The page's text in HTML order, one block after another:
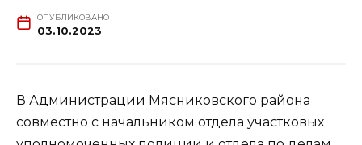
ОПУБЛИКОВАНО
03.10.2023
В Администрации Мясниковского района
совместно с начальником отдела участковых